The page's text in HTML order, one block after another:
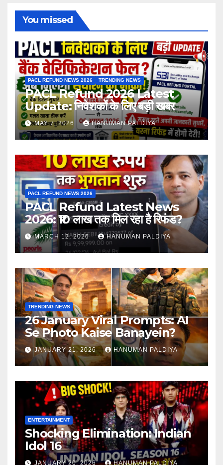
You missed
PACL REFUND NEWS 2026 TRENDING NEWS
PACL Refund 2026 Latest
Update: निवेशकों के लिए बड़ी खबर
MAY 7, 2026 HANUMAN PALDIYA
PACL REFUND NEWS 2026
PACL Refund Latest News
2026: ₹10 लाख तक मिल रहा है रिफंड?
MARCH 12, 2026 HANUMAN PALDIYA
TRENDING NEWS
26 January Viral Prompts: AI
Se Photo Kaise Banayein?
JANUARY 21, 2026 HANUMAN PALDIYA
ENTERTAINMENT
Shocking Elimination: Indian
Idol 16
JANUARY 20, 2026 HANUMAN PALDIYA